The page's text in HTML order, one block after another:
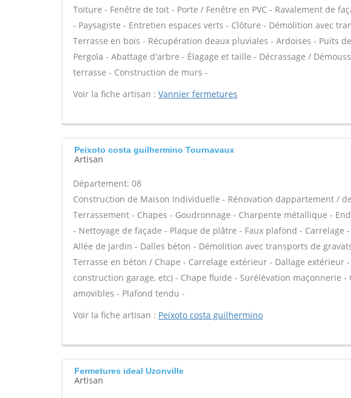
Toiture - Fenêtre de toit - Porte / Fenêtre en PVC - Ravalement de
- Paysagiste - Entretien espaces verts - Clôture - Démolition avec
Terrasse en bois - Récupération deaux pluviales - Ardoises - Puits
Pergola - Abattage d'arbre - Élagage et taille - Décrassage /
terrasse - Construction de murs -
Voir la fiche artisan : Vannier fermetures
Peixoto costa guilhermino Tournavaux
Artisan
Département: 08
Construction de Maison Individuelle - Rénovation dappartement /
Terrassement - Chapes - Goudronnage - Charpente métallique -
- Nettoyage de façade - Plaque de plâtre - Faux plafond - Carrelage
Allée de jardin - Dalles béton - Démolition avec transports de
Terrasse en béton / Chape - Carrelage extérieur - Dallage extérieur
construction garage, etc) - Chape fluide - Surélévation maçonnerie
amovibles - Plafond tendu -
Voir la fiche artisan : Peixoto costa guilhermino
Fermetures ideal Uzonville
Artisan